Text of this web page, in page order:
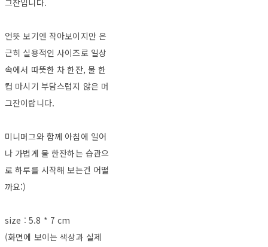
그잔입니다.
언뜻 보기엔 작아보이지만 은
근히 실용적인 사이즈로 일상
속에서 따뜻한 차 한잔, 물 한
컵 마시기 부담스럽지 않은 머
그잔이랍니다.
미니머그와 함께 아침에 일어
나 가볍게 물 한잔하는 습관으
로 하루를 시작해 보는건 어떨
까요:)
size : 5.8 * 7 cm
(화면에 보이는 색상과 실제